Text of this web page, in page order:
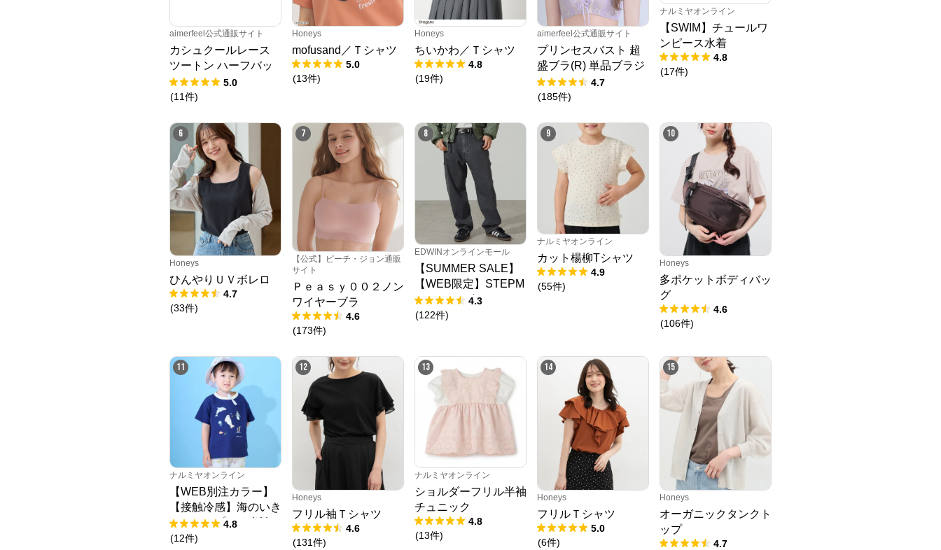
aimerfeel公式通販サイト
カシュクールレース
ツートン ハーフバッ
クショーツ5.0
(11件)
Honeys
mofusand／Ｔシャツ
5.0
(13件)
Honeys
ちいかわ／Ｔシャツ
4.8
(19件)
aimerfeel公式通販サイト
プリンセスバスト 超
盛ブラ(R) 単品ブラジ
ャー
4.7
(185件)
ナルミヤオンライン
【SWIM】チュールワ
ンピース水着
4.8
(17件)
6
Honeys
ひんやりＵＶボレロ
4.7
(33件)
7
【公式】ピーチ・ジョン通販
サイト
Ｐｅａｓｙ００２ノン
ワイヤーブラ
4.6
(173件)
8
EDWINオンラインモール
【SUMMER SALE】
【WEB限定】STEPM
ARK ルーズペインタ
ーパンツ
4.3
(122件)
9
ナルミヤオンライン
カット楊柳Tシャツ
4.9
(55件)
10
Honeys
多ポケットボディバッ
グ
4.6
(106件)
11
ナルミヤオンライン
【WEB別注カラー】
【接触冷感】海のいき
ものアップリケ半袖T
シャツ
4.8
(12件)
12
Honeys
フリル袖Ｔシャツ
4.6
(131件)
13
ナルミヤオンライン
ショルダーフリル半袖
チュニック
4.8
(13件)
14
Honeys
フリルＴシャツ
5.0
(6件)
15
Honeys
オーガニックタンクト
ップ
4.7
クロスプラス オンラインストア
公式ECサイト
※外部サイトが開きます
クロスプラス　オンラインストアからのコメント
N.O.R.C (ノーク)、JUNKO SHIMADA (ジュンコシマダ) 、ATSURO TAYAMA
（アツロウ タヤマ）、
ALPHA CUBIC (アルファーキュービック)、DECOY (デコイ)、Petit Honfleur
(プチオンフルール)、
DERMASHARE (ダーマシェア)など、20 代～ 40 代の大人女子ブランドを中
心に、多くの人気ブランドをラインナップ。
レディースファッションを中心に、ライフスタイルを豊かにするオリジナルア
イテムをご提案します。